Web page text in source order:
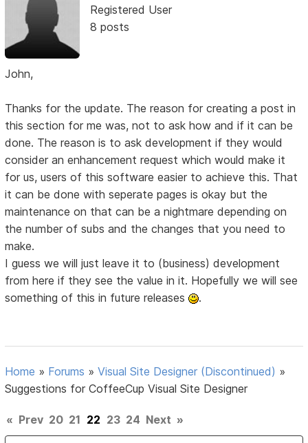
Registered User
8 posts
John,
Thanks for the update. The reason for creating a post in
this section for me was, not to ask how and if it can be
done. The reason is to ask development if they would
consider an enhancement request which would make it
for us, users of this software easier to achieve this. That
it can be done with seperate pages is okay but the
maintenance on that can be a nightmare depending on
the number of subs and the changes that you need to
make.
I guess we will just leave it to (business) development
from here if they see the value in it. Hopefully we will see
something of this in future releases
.
Home » Forums »Visual Site Designer (Discontinued) »
Suggestions for CoffeeCup Visual Site Designer
« Prev 20 21 22 23 24 Next »